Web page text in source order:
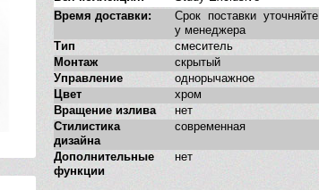
Время доставки:
Срок поставки уточняйте
у менеджера
Тип
смеситель
Монтаж
скрытый
Управление
однорычажное
Цвет
хром
Вращение излива
нет
Стилистика
дизайна
современная
Дополнительные
функции
нет